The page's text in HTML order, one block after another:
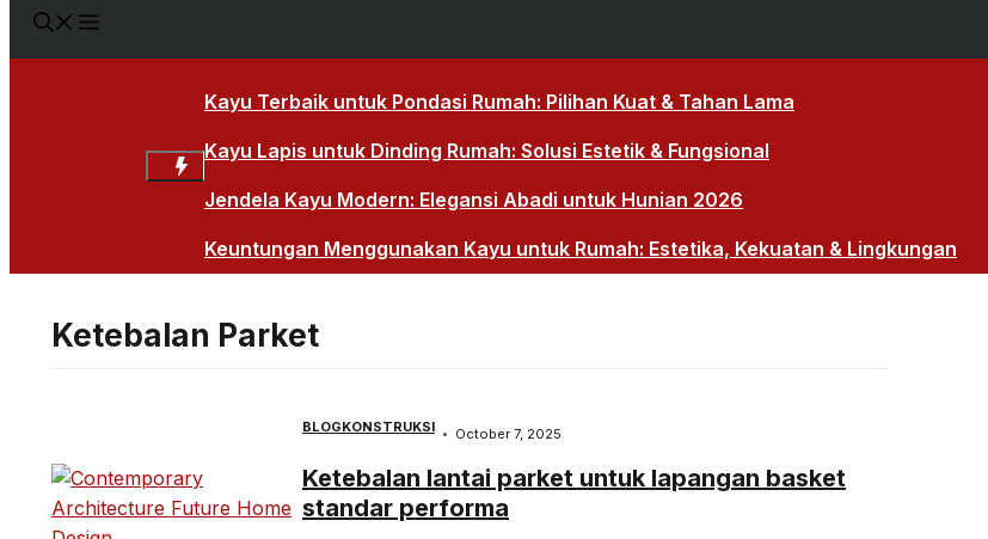
Kayu Terbaik untuk Pondasi Rumah: Pilihan Kuat & Tahan Lama
Kayu Lapis untuk Dinding Rumah: Solusi Estetik & Fungsional
Jendela Kayu Modern: Elegansi Abadi untuk Hunian 2026
Keuntungan Menggunakan Kayu untuk Rumah: Estetika, Kekuatan & Lingkungan
Ketebalan Parket
BLOGKONSTRUKSI October 7, 2025
Ketebalan lantai parket untuk lapangan basket
standar performa